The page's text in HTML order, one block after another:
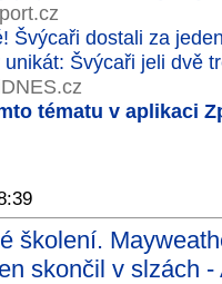
Švýcaři dostali za
unikát: Švýcaři jeli dvě
tématu v aplikaci
školení.
skončil v slzách -